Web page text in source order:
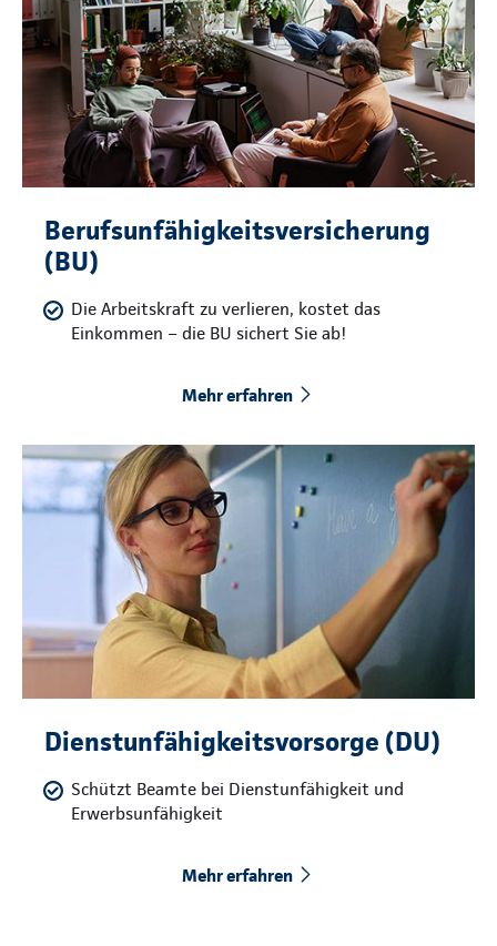
Berufsunfähigkeitsversicherung
(BU)
Die Arbeitskraft zu verlieren, kostet das
Einkommen – die BU sichert Sie ab!
Mehr erfahren
Dienstunfähigkeitsvorsorge (DU)
Schützt Beamte bei Dienstunfähigkeit und
Erwerbsunfähigkeit
Mehr erfahren